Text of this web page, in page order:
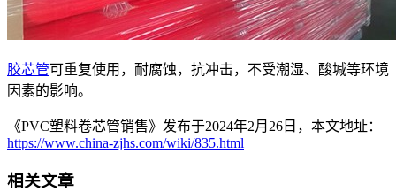
胶芯管可重复使用，耐腐蚀，抗冲击，不受潮湿、酸堿等环境
因素的影响。
《PVC塑料卷芯管销售》发布于2024年2月26日，本文地址：
https://www.china-zjhs.com/wiki/835.html
相关文章